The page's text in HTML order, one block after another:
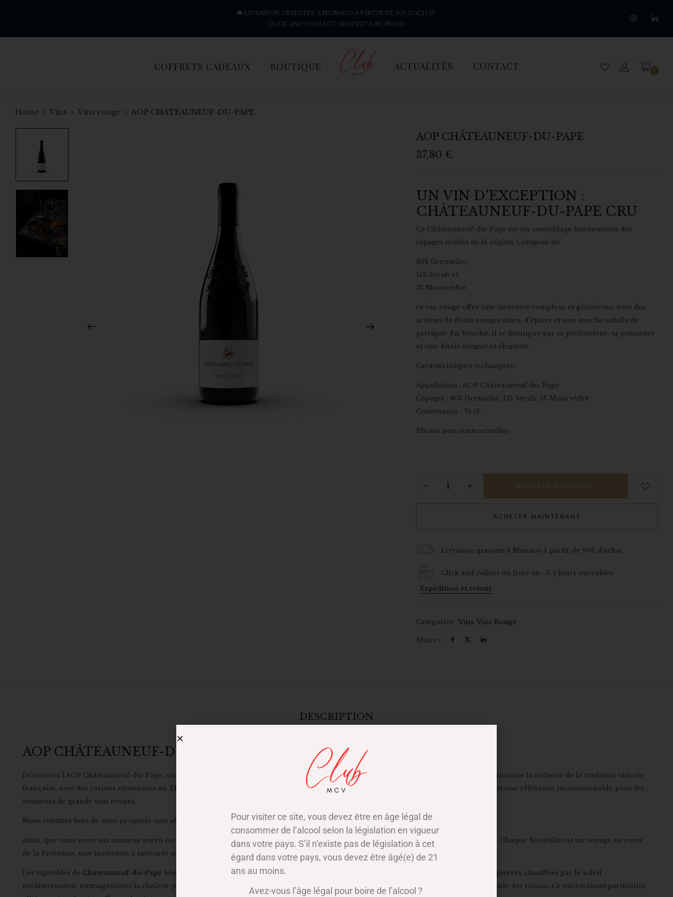
🚚 LIVRAISON GRATUITE À MONACO À PARTIR DE 90€ D'ACHAT
CLICK AND COLLECT GRATUIT À MONACO
COFFRETS CADEAUX BOUTIQUE ACTUALITÉS CONTACT 0
Home Vins Vins rouge AOP CHÂTEAUNEUF-DU-PAPE
AOP CHÂTEAUNEUF-DU-PAPE
37,80 €
UN VIN D’EXCEPTION :
CHÂTEAUNEUF-DU-PAPE CRU
Ce Châteauneuf-du-Pape est un assemblage harmonieux des
cépages nobles de la région. Composé de
80% Grenache,
15% Syrah et
5% Mourvèdre,
ce vin rouge offre une structure complexe et généreuse, avec des
arômes de fruits rouges mûrs, d’épices et une touche subtile de
garrigue. En bouche, il se distingue par sa profondeur, sa puissance
et une finale longue et élégante.
Caractéristiques techniques :
Appellation : AOP Châteauneuf-du-Pape
Cépages : 80% Grenache, 15% Syrah, 5% Mourvèdre
Contenance : 75 cL
Photos non contractuelles
AJOUTER AU PANIER
ACHETER MAINTENANT
Livraison gratuite à Monaco à partir de 90€ d'achat
Click and collect ou livré en : 3-5 jours ouvrables
Expédition et retour
Catégories :Vins,Vins Rouge
Share :
DESCRIPTION
AOP CHÂTEAUNEUF-DU-PAPE : UN JOYAU DE LA VALLÉE DU RHÔNE
Découvrez l’AOP Châteauneuf-du-Pape, un vin d’exception au cœur de la prestigieuseVallée du Rhône
. En effet ce cru emblématique incarne la richesse de la tradition viticole
française, avec des racines remontant au XIVe siècle. Réputée pour ses vins puissants et élégants, l’appellation Châteauneuf-du-Pape est une référence incontournable pour les
amateurs de grands vins rouges.
Nous sommes fiers de vous proposer une sélection des meilleurs Châteauneuf-du-Pape sur notre boutique en ligne.
Ainsi, que vous soyez un amateur averti ou un novice curieux, laissez-vous séduire par l’élégance et la richesse de ces vins d’exception. Chaque bouteille est un voyage au cœur
de la Provence, une invitation à savourer un patrimoine viticole unique et à partager des moments inoubliables.
Les vignobles de Châteauneuf-du-Pape bénéficient d’un terroir unique, caractérisé par un sol caillouteux appelé « galets roulés ». Ces pierres, chauffées par le soleil
méditerranéen, emmagasinent la chaleur pendant la journée et la restituent aux vignes la nuit, favorisant ainsi une maturation optimale des raisins. Ce microclimat particulier,
Pour visiter ce site, vous devez être en âge légal de
consommer de l’alcool selon la législation en vigueur
dans votre pays. S’il n’existe pas de législation à cet
égard dans votre pays, vous devez être âgé(e) de 21
ans au moins.
Avez-vous l’âge légal pour boire de l’alcool ?